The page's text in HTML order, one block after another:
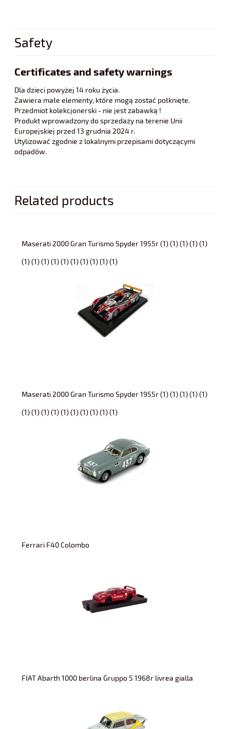
Safety
Certificates and safety warnings
Dla dzieci powyżej 14 roku życia.
Zawiera małe elementy, które mogą zostać połknięte.
Przedmiot kolekcjonerski - nie jest zabawką !
Produkt wprowadzony do sprzedaży na terenie Unii
Europejskiej przed 13 grudnia 2024 r.
Utylizować zgodnie z lokalnymi przepisami dotyczącymi
odpadów.
Related products
Maserati 2000 Gran Turismo Spyder 1955r (1) (1) (1) (1) (1)
(1) (1) (1) (1) (1) (1) (1) (1) (1) (1)
Maserati 2000 Gran Turismo Spyder 1955r (1) (1) (1) (1) (1)
(1) (1) (1) (1) (1) (1) (1) (1) (1) (1)
Ferrari F40 Colombo
FIAT Abarth 1000 berlina Gruppo 5 1968r livrea gialla